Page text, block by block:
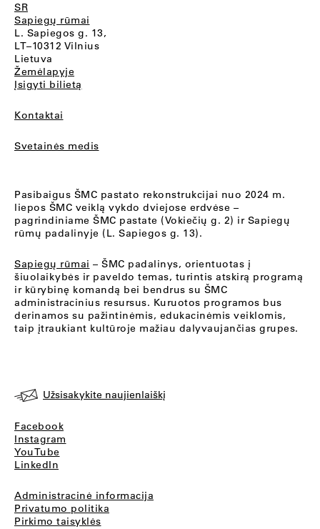
SR
Sapiegų rūmai
L. Sapiegos g. 13,
LT–10312 Vilnius
Lietuva
Žemėlapyje
Įsigyti bilietą
Kontaktai
Svetainės medis
Pasibaigus ŠMC pastato rekonstrukcijai nuo 2024 m.
liepos ŠMC veiklą vykdo dviejose erdvėse –
pagrindiniame ŠMC pastate (Vokiečių g. 2) ir Sapiegų
rūmų padalinyje (L. Sapiegos g. 13).
Sapiegų rūmai – ŠMC padalinys, orientuotas į
šiuolaikybės ir paveldo temas, turintis atskirą programą
ir kūrybinę komandą bei bendrus su ŠMC
administracinius resursus. Kuruotos programos bus
derinamos su pažintinėmis, edukacinėmis veiklomis,
taip įtraukiant kultūroje mažiau dalyvaujančias grupes.
Užsisakykite naujienlaiškį
Facebook
Instagram
YouTube
LinkedIn
Administracinė informacija
Privatumo politika
Pirkimo taisyklės